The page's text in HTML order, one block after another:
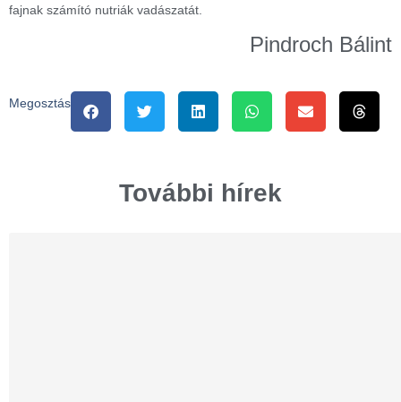
fajnak számító nutriák vadászatát.
Pindroch Bálint
Megosztás
További hírek